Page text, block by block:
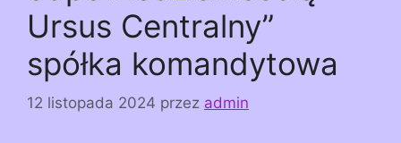
Ursus Centralny”
spółka komandytowa
12 listopada 2024 przez admin